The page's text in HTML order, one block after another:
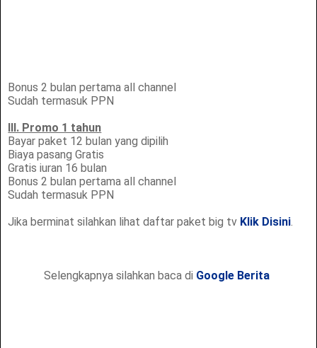
Bonus 2 bulan pertama all channel
Sudah termasuk PPN
III. Promo 1 tahun
Bayar paket 12 bulan yang dipilih
Biaya pasang Gratis
Gratis iuran 16 bulan
Bonus 2 bulan pertama all channel
Sudah termasuk PPN
Jika berminat silahkan lihat daftar paket big tv Klik Disini.
Selengkapnya silahkan baca di Google Berita